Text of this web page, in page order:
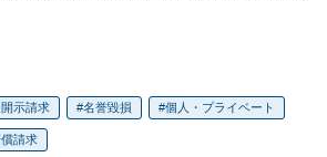
示請求 名誉毀損 個人・プライベート
請求